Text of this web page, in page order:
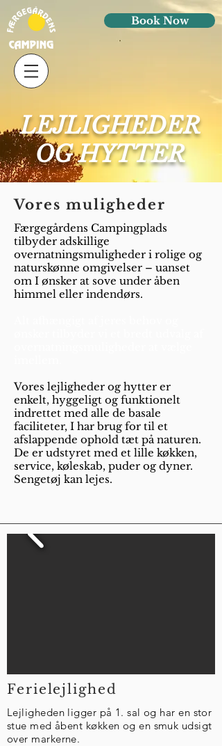
Book Now
LEJLIGHEDER
OG HYTTER
Ferielejlighed
Lejligheden ligger på 1. sal og har en stor
stue med åbent køkken og en smuk udsigt
over markerne.
Vores muligheder
Færgegårdens Campingplads
tilbyder adskillige
overnatningsmuligheder i rolige og
naturskønne omgivelser – uanset
om I ønsker at sove under åben
himmel eller indendørs.
Vores lejligheder og hytter er
enkelt, hyggeligt og funktionelt
indrettet med alle de basale
faciliteter, I har brug for til et
afslappende ophold tæt på naturen.
De er udstyret med et lille køkken,
service, køleskab, puder og dyner.
Sengetøj kan lejes.